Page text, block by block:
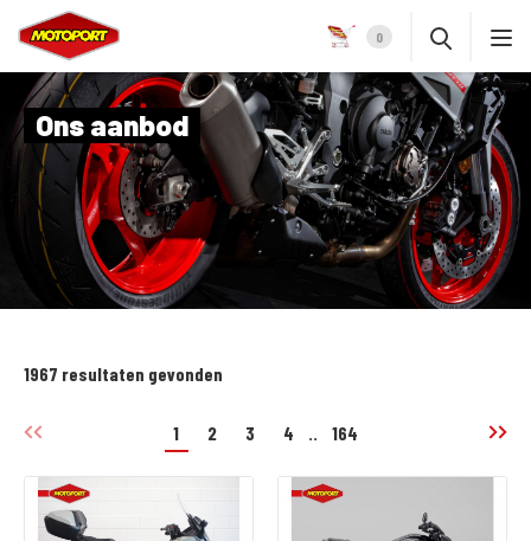
0
Ons aanbod
1967 resultaten gevonden
1 2 3 4 .. 164